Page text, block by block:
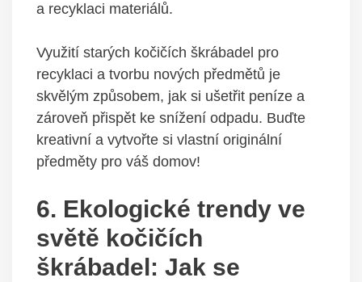
a recyklaci materiálů.
Využití starých kočičích škrábadel pro
recyklaci a tvorbu nových předmětů je
skvělým způsobem, jak si ušetřit peníze a
zároveň přispět ke snížení odpadu. Buďte
kreativní a vytvořte si vlastní originální
předměty pro váš domov!
6. Ekologické trendy ve
světě kočičích
škrábadel: Jak se